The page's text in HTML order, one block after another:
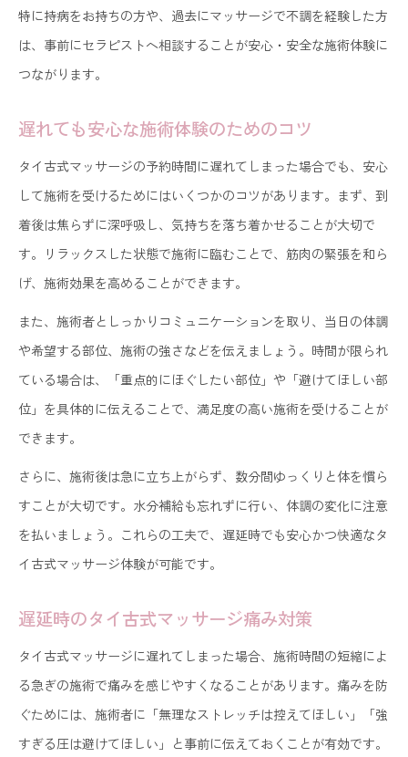
特に持病をお持ちの方や、過去にマッサージで不調を経験した方
は、事前にセラピストへ相談することが安心・安全な施術体験に
つながります。
遅れても安心な施術体験のためのコツ
タイ古式マッサージの予約時間に遅れてしまった場合でも、安心
して施術を受けるためにはいくつかのコツがあります。まず、到
着後は焦らずに深呼吸し、気持ちを落ち着かせることが大切で
す。リラックスした状態で施術に臨むことで、筋肉の緊張を和ら
げ、施術効果を高めることができます。
また、施術者としっかりコミュニケーションを取り、当日の体調
や希望する部位、施術の強さなどを伝えましょう。時間が限られ
ている場合は、「重点的にほぐしたい部位」や「避けてほしい部
位」を具体的に伝えることで、満足度の高い施術を受けることが
できます。
さらに、施術後は急に立ち上がらず、数分間ゆっくりと体を慣ら
すことが大切です。水分補給も忘れずに行い、体調の変化に注意
を払いましょう。これらの工夫で、遅延時でも安心かつ快適なタ
イ古式マッサージ体験が可能です。
遅延時のタイ古式マッサージ痛み対策
タイ古式マッサージに遅れてしまった場合、施術時間の短縮によ
る急ぎの施術で痛みを感じやすくなることがあります。痛みを防
ぐためには、施術者に「無理なストレッチは控えてほしい」「強
すぎる圧は避けてほしい」と事前に伝えておくことが有効です。